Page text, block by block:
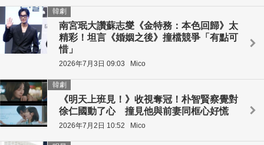
南宮珉大讚蘇志燮《金特務：本色回歸》太
精彩！坦言《婚姻之後》撞檔競爭「有點可
惜」
韓劇
2026年7月3日 09:03 Mico
《明天上班見！》收視奪冠！朴智賢察覺對
徐仁國動了心 撞見他與前妻同框心好慌
韓劇
2026年7月2日 10:52 Mico